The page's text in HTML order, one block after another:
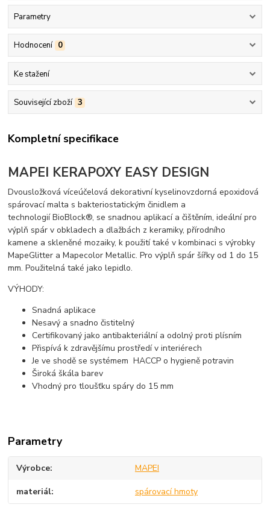
Parametry
Hodnocení 0
Ke stažení
Související zboží 3
Kompletní specifikace
MAPEI KERAPOXY EASY DESIGN
Dvousložková víceúčelová dekorativní kyselinovzdorná epoxidová
spárovací malta s bakteriostatickým činidlem a
technologií BioBlock®, se snadnou aplikací a čištěním, ideální pro
výplň spár v obkladech a dlažbách z keramiky, přírodního
kamene a skleněné mozaiky, k použití také v kombinaci s výrobky
MapeGlitter a Mapecolor Metallic. Pro výplň spár šířky od 1 do 15
mm. Použitelná také jako lepidlo.
VÝHODY:
Snadná aplikace
Nesavý a snadno čistitelný
Certifikovaný jako antibakteriální a odolný proti plísním
Přispívá k zdravějšímu prostředí v interiérech
Je ve shodě se systémem HACCP o hygieně potravin
Široká škála barev
Vhodný pro tloušťku spáry do 15 mm
Parametry
Výrobce MAPEI
materiál spárovací hmoty